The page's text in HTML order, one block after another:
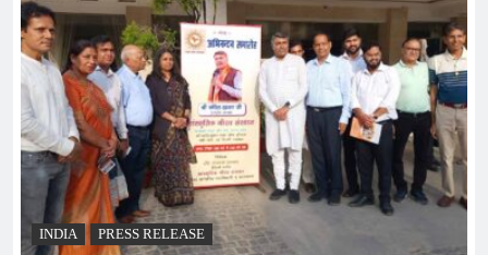
INDIA PRESS RELEASE